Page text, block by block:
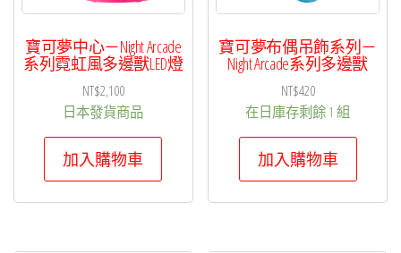
寶可夢中心－Night Arcade
系列霓虹風多邊獸LED燈
NT$2,100
日本發貨商品
加入購物車
寶可夢布偶吊飾系列－
Night Arcade系列多邊獸
NT$420
在日庫存剩餘 1 組
加入購物車